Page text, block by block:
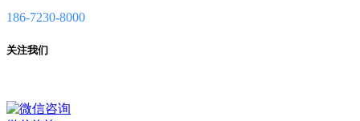
186-7230-8000
关注我们